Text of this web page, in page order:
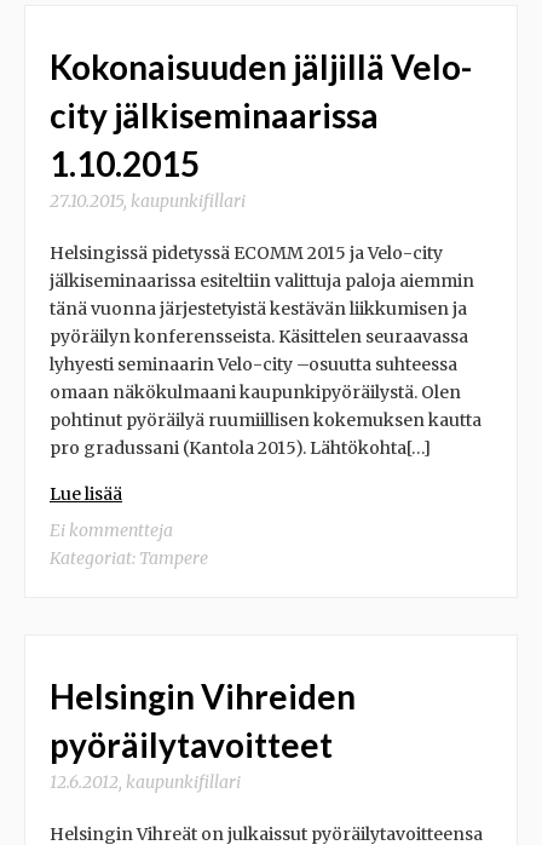
Kokonaisuuden jäljillä Velo-
city jälkiseminaarissa
1.10.2015
27.10.2015, kaupunkifillari
Helsingissä pidetyssä ECOMM 2015 ja Velo-city
jälkiseminaarissa esiteltiin valittuja paloja aiemmin
tänä vuonna järjestetyistä kestävän liikkumisen ja
pyöräilyn konferensseista. Käsittelen seuraavassa
lyhyesti seminaarin Velo-city –osuutta suhteessa
omaan näkökulmaani kaupunkipyöräilystä. Olen
pohtinut pyöräilyä ruumiillisen kokemuksen kautta
pro gradussani (Kantola 2015). Lähtökohta[…]
Lue lisää
Ei kommentteja
Kategoriat: Tampere
Helsingin Vihreiden
pyöräilytavoitteet
12.6.2012, kaupunkifillari
Helsingin Vihreät on julkaissut pyöräilytavoitteensa